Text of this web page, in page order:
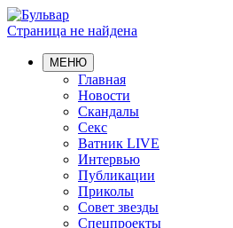
Страница не найдена
МЕНЮ
Главная
Новости
Скандалы
Секс
Ватник LIVE
Интервью
Публикации
Приколы
Совет звезды
Спецпроекты